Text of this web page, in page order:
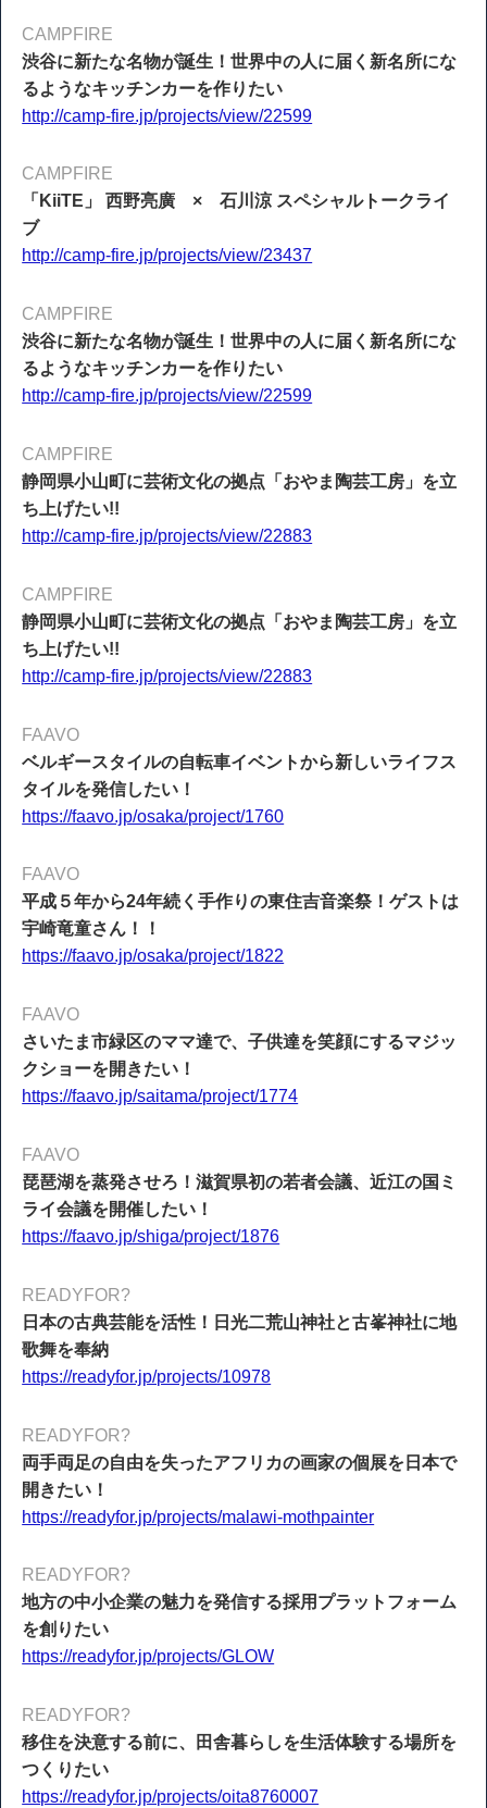
CAMPFIRE
渋谷に新たな名物が誕生！世界中の人に届く新名所にな
るようなキッチンカーを作りたい
http://camp-fire.jp/projects/view/22599
CAMPFIRE
「KiiTE」 西野亮廣 × 石川涼 スペシャルトークライ
ブ
http://camp-fire.jp/projects/view/23437
CAMPFIRE
渋谷に新たな名物が誕生！世界中の人に届く新名所にな
るようなキッチンカーを作りたい
http://camp-fire.jp/projects/view/22599
CAMPFIRE
静岡県小山町に芸術文化の拠点「おやま陶芸工房」を立
ち上げたい!!
http://camp-fire.jp/projects/view/22883
CAMPFIRE
静岡県小山町に芸術文化の拠点「おやま陶芸工房」を立
ち上げたい!!
http://camp-fire.jp/projects/view/22883
FAAVO
ベルギースタイルの自転車イベントから新しいライフス
タイルを発信したい！
https://faavo.jp/osaka/project/1760
FAAVO
平成５年から24年続く手作りの東住吉音楽祭！ゲストは
宇崎竜童さん！！
https://faavo.jp/osaka/project/1822
FAAVO
さいたま市緑区のママ達で、子供達を笑顔にするマジッ
クショーを開きたい！
https://faavo.jp/saitama/project/1774
FAAVO
琵琶湖を蒸発させろ！滋賀県初の若者会議、近江の国ミ
ライ会議を開催したい！
https://faavo.jp/shiga/project/1876
READYFOR?
日本の古典芸能を活性！日光二荒山神社と古峯神社に地
歌舞を奉納
https://readyfor.jp/projects/10978
READYFOR?
両手両足の自由を失ったアフリカの画家の個展を日本で
開きたい！
https://readyfor.jp/projects/malawi-mothpainter
READYFOR?
地方の中小企業の魅力を発信する採用プラットフォーム
を創りたい
https://readyfor.jp/projects/GLOW
READYFOR?
移住を決意する前に、田舎暮らしを生活体験する場所を
つくりたい
https://readyfor.jp/projects/oita8760007